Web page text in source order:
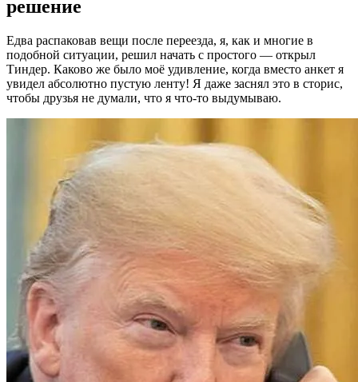
решение
Едва распаковав вещи после переезда, я, как и многие в
подобной ситуации, решил начать с простого — открыл
Тиндер. Каково же было моё удивление, когда вместо анкет я
увидел абсолютно пустую ленту! Я даже заснял это в сторис,
чтобы друзья не думали, что я что-то выдумываю.